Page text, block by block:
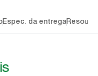
Espec. da entrega